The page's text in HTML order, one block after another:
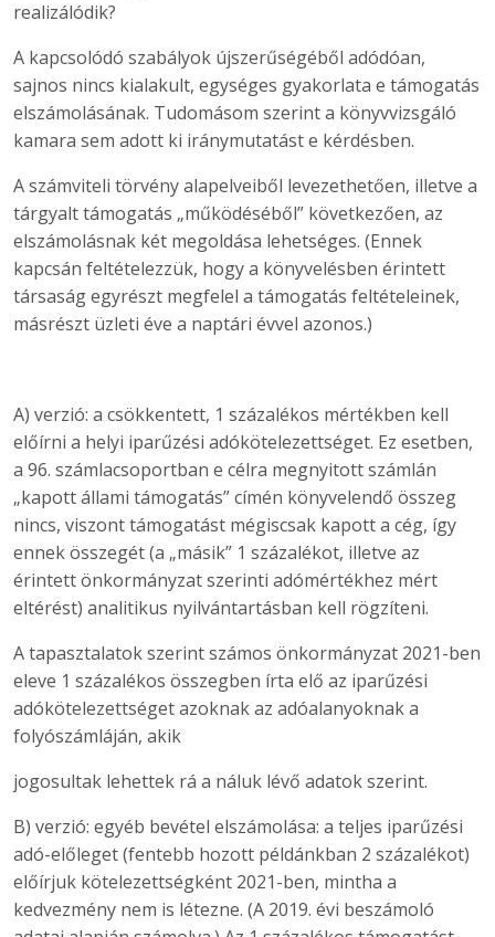
realizálódik?
A kapcsolódó szabályok újszerűségéből adódóan,
sajnos nincs kialakult, egységes gyakorlata e támogatás
elszámolásának. Tudomásom szerint a könyvvizsgáló
kamara sem adott ki iránymutatást e kérdésben.
A számviteli törvény alapelveiből levezethetően, illetve a
tárgyalt támogatás „működéséből” következően, az
elszámolásnak két megoldása lehetséges. (Ennek
kapcsán feltételezzük, hogy a könyvelésben érintett
társaság egyrészt megfelel a támogatás feltételeinek,
másrészt üzleti éve a naptári évvel azonos.)
A) verzió: a csökkentett, 1 százalékos mértékben kell
előírni a helyi iparűzési adókötelezettséget. Ez esetben,
a 96. számlacsoportban e célra megnyitott számlán
„kapott állami támogatás” címén könyvelendő összeg
nincs, viszont támogatást mégiscsak kapott a cég, így
ennek összegét (a „másik” 1 százalékot, illetve az
érintett önkormányzat szerinti adómértékhez mért
eltérést) analitikus nyilvántartásban kell rögzíteni.
A tapasztalatok szerint számos önkormányzat 2021-ben
eleve 1 százalékos összegben írta elő az iparűzési
adókötelezettséget azoknak az adóalanyoknak a
folyószámláján, akik
jogosultak lehettek rá a náluk lévő adatok szerint.
B) verzió: egyéb bevétel elszámolása: a teljes iparűzési
adó-előleget (fentebb hozott példánkban 2 százalékot)
előírjuk kötelezettségként 2021-ben, mintha a
kedvezmény nem is létezne. (A 2019. évi beszámoló